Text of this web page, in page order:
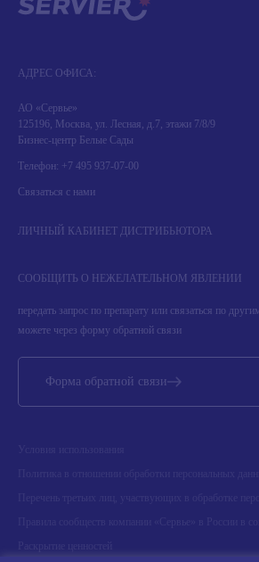
АДРЕС ОФИСА:
АО «Сервье»
125196, Москва, ул. Лесная, д.7, этажи 7/8/9
Бизнес-центр Белые Сады
Телефон: +7 495 937-07-00
Связаться с нами
ЛИЧНЫЙ КАБИНЕТ ДИСТРИБЬЮТОРА
СООБЩИТЬ О НЕЖЕЛАТЕЛЬНОМ ЯВЛЕНИИ
передать запрос по препарату или связаться по
можете через форму обратной связи
Форма обратной связи